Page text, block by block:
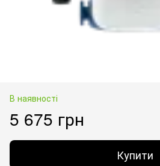
В наявності
5 675 грн
Купити